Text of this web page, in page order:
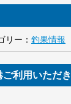
リー： 釣果情報
利用いただ